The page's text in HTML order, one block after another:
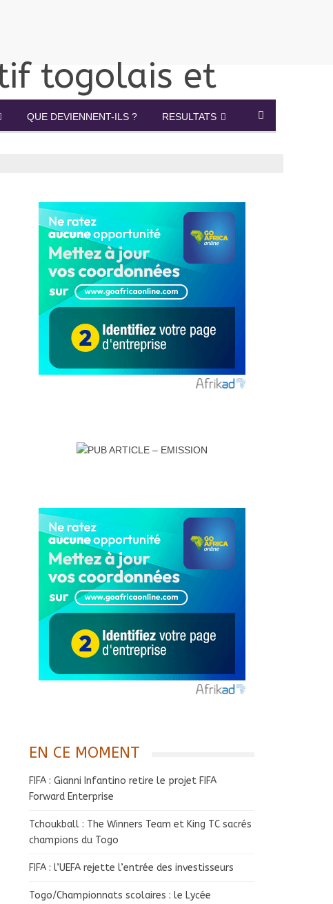
QUE DEVIENNENT-ILS ? RESULTATS
EN CE MOMENT
FIFA : Gianni Infantino retire le projet FIFA
Forward Enterprise
Tchoukball : The Winners Team et King TC sacrés
champions du Togo
FIFA : l’UEFA rejette l’entrée des investisseurs
Togo/Championnats scolaires : le Lycée